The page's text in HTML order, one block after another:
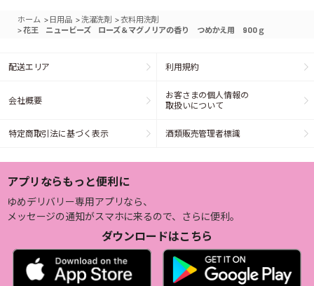
ホーム > 日用品 >洗濯洗剤 >衣料用洗剤
>花王 ニュービーズ ローズ＆マグノリアの香り つめかえ用 900ｇ
配送エリア 利用規約
会社概要
お客さまの個人情報の
取扱いについて
特定商取引法に基づく表示 酒類販売管理者標識
アプリならもっと便利に
ゆめデリバリー専用アプリなら、
メッセージの通知がスマホに来るので、さらに便利。
ダウンロードはこちら